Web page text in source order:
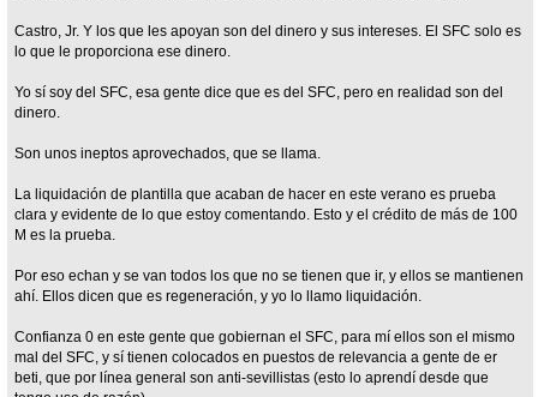
Castro, Jr. Y los que les apoyan son del dinero y sus intereses. El SFC solo es
lo que le proporciona ese dinero.
Yo sí soy del SFC, esa gente dice que es del SFC, pero en realidad son del
dinero.
Son unos ineptos aprovechados, que se llama.
La liquidación de plantilla que acaban de hacer en este verano es prueba
clara y evidente de lo que estoy comentando. Esto y el crédito de más de 100
M es la prueba.
Por eso echan y se van todos los que no se tienen que ir, y ellos se mantienen
ahí. Ellos dicen que es regeneración, y yo lo llamo liquidación.
Confianza 0 en este gente que gobiernan el SFC, para mí ellos son el mismo
mal del SFC, y sí tienen colocados en puestos de relevancia a gente de er
beti, que por línea general son anti-sevillistas (esto lo aprendí desde que